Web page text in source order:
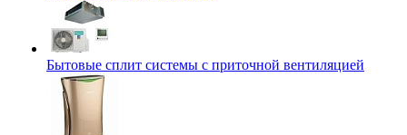
Бытовые сплит системы с приточной вентиляцией